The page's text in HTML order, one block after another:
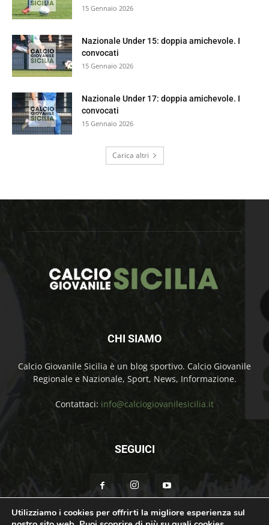
15 Gennaio 2026
Nazionale Under 15: doppia amichevole. I
convocati
15 Gennaio 2026
Nazionale Under 17: doppia amichevole. I
convocati
15 Gennaio 2026
Carica altri
CHI SIAMO
Calcio Giovanile Sicilia è un blog sportivo. Calcio Giovanile
Regionale e Nazionale, Sport, News, Informazione.
Contattaci: info@calciogiovanilesicilia.it
SEGUICI
Utilizziamo i cookies per offrirti la migliore esperienza sul